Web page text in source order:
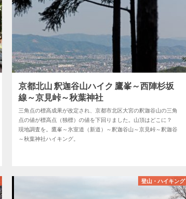
京都北山 釈迦谷山ハイク 鷹峯～西陣杉坂
線～京見峠～秋葉神社
三角点の標高成果が改定され、京都市北区大宮の釈迦谷山の三角
点の値が標高点（独標）の値を下回りました。山頂はどこに？
現地調査を。鷹峯～氷室道（新道）～釈迦谷山～京見峠～釈迦谷
～秋葉神社ハイキング。
登山・ハイキング